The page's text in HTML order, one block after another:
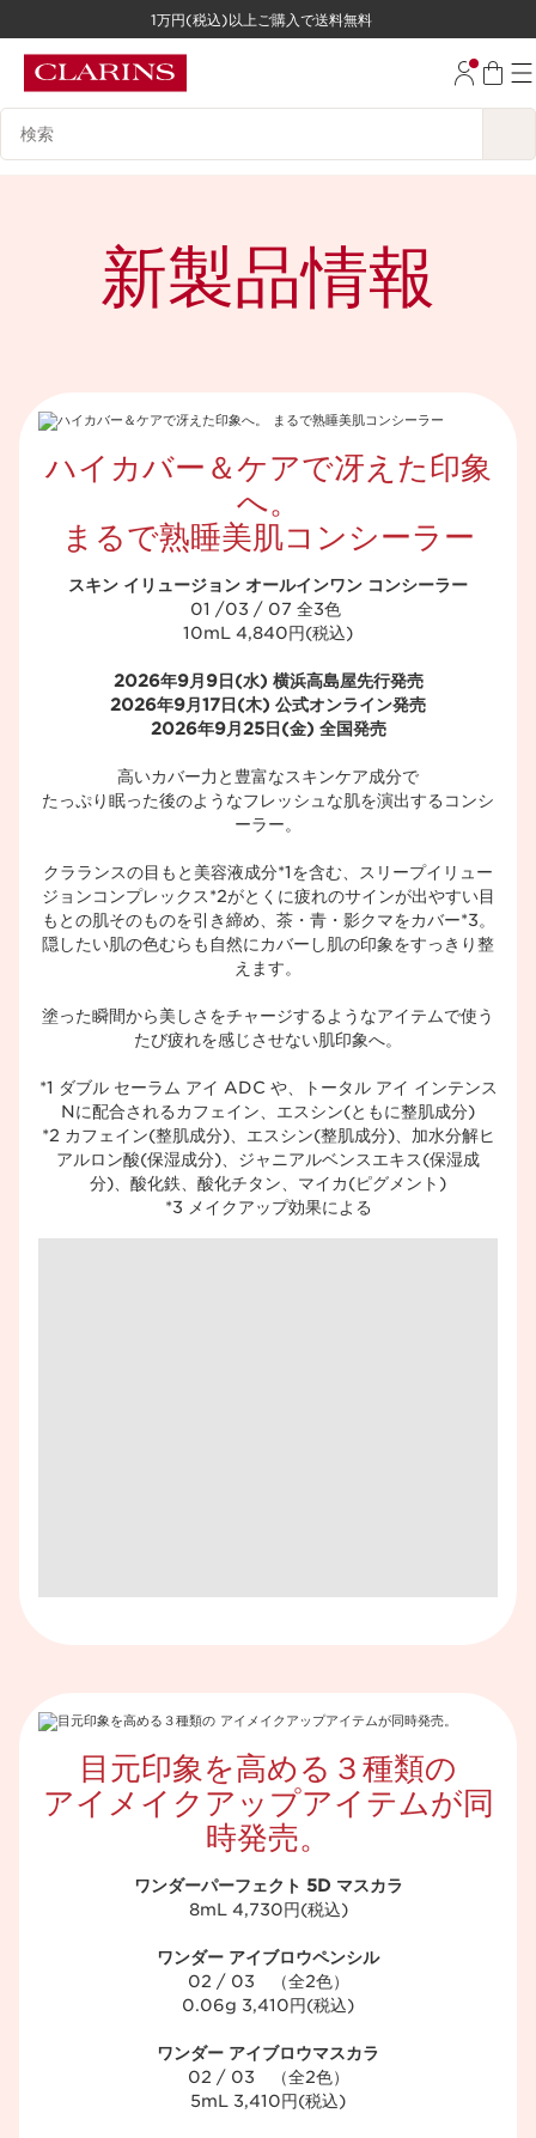
コンテンツへ移動
1万円(税込)以上ご購入で送料無料
検索候補
新製品情報
ハイカバー＆ケアで冴えた印象
へ。
まるで熟睡美肌コンシーラー​
スキン イリュージョン オールインワン コンシーラー
01 /03 / 07 全3色 ​
10mL 4,840円(税込)​
2026年9月9日(水) 横浜高島屋先行発売
2026年9月17日(木) 公式オンライン発売
2026年9月25日(金) 全国発売
高いカバー力と豊富なスキンケア成分で​
たっぷり眠った後のようなフレッシュな肌を演出するコンシ
ーラー。​
クラランスの目もと美容液成分*1を含む、スリープイリュー
ジョンコンプレックス*2がとくに疲れのサインが出やすい目
もとの肌そのものを引き締め、茶・青・影クマをカバー*3。​
隠したい肌の色むらも自然にカバーし肌の印象をすっきり整
えます。​
塗った瞬間から美しさをチャージするようなアイテムで使う
たび疲れを感じさせない肌印象へ。​
*1 ダブル セーラム アイ ADC や、トータル アイ インテンス
Nに配合されるカフェイン、エスシン(ともに整肌成分)​
*2 カフェイン(整肌成分)、エスシン(整肌成分)、加水分解ヒ
アルロン酸(保湿成分)、ジャニアルベンスエキス(保湿成
分)、酸化鉄、酸化チタン、マイカ(ピグメント)​
*3 メイクアップ効果による​
目元印象を高める３種類の
アイメイクアップアイテムが同
時発売。​
ワンダーパーフェクト 5D マスカラ
8mL 4,730円(税込)​
ワンダー アイブロウペンシル
02 / 03 （全2色）​
0.06g 3,410円(税込)​
ワンダー アイブロウマスカラ
02 / 03 （全2色）​
5mL 3,410円(税込)​